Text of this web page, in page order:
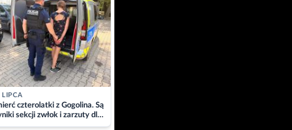
LIPCA
czterolatki z Gogolina. Są
sekcji zwłok i zarzuty dla